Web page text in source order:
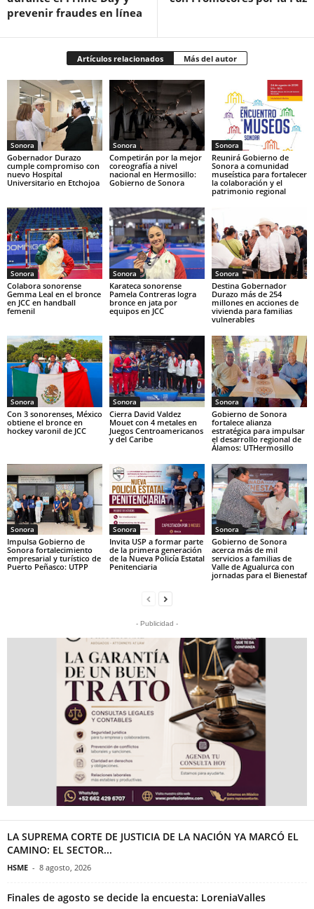
prevenir fraudes en línea
Artículos relacionados Más del autor
Sonora
Gobernador Durazo
cumple compromiso con
nuevo Hospital
Universitario en Etchojoa
Sonora
Competirán por la mejor
coreografía a nivel
nacional en Hermosillo:
Gobierno de Sonora
Sonora
Reunirá Gobierno de
Sonora a comunidad
museística para fortalecer
la colaboración y el
patrimonio regional
Sonora
Colabora sonorense
Gemma Leal en el bronce
en JCC en handball
femenil
Sonora
Karateca sonorense
Pamela Contreras logra
bronce en jata por
equipos en JCC
Sonora
Destina Gobernador
Durazo más de 254
millones en acciones de
vivienda para familias
vulnerables
Sonora
Con 3 sonorenses, México
obtiene el bronce en
hockey varonil de JCC
Sonora
Cierra David Valdez
Mouet con 4 metales en
Juegos Centroamericanos
y del Caribe
Sonora
Gobierno de Sonora
fortalece alianza
estratégica para impulsar
el desarrollo regional de
Álamos: UTHermosillo
Sonora
Impulsa Gobierno de
Sonora fortalecimiento
empresarial y turístico de
Puerto Peñasco: UTPP
Sonora
Invita USP a formar parte
de la primera generación
de la Nueva Policía Estatal
Penitenciaria
Sonora
Gobierno de Sonora
acerca más de mil
servicios a familias de
Valle de Agualurca con
jornadas para el Bienestaf
- Publicidad -
LA SUPREMA CORTE DE JUSTICIA DE LA NACIÓN YA MARCÓ EL
CAMINO: EL SECTOR...
HSME - 8 agosto, 2026
Finales de agosto se decide la encuesta: LoreniaValles